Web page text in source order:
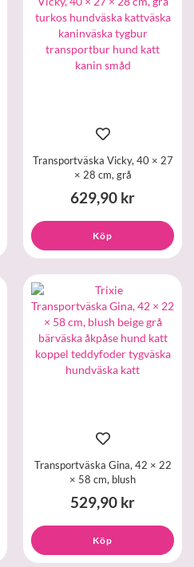
Transportväska Vicky, 40 × 27
× 28 cm, grå
629,90 kr
Köp
Transportväska Gina, 42 × 22
× 58 cm, blush
529,90 kr
Köp